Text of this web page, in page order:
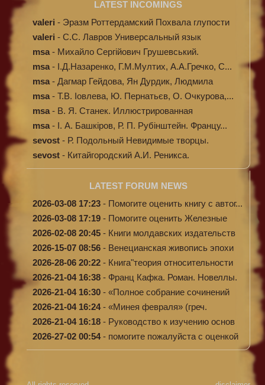
LATEST INCOMINGS
valeri - Эразм Роттердамский Похвала глупости
valeri - C.С. Лавров Универсальный язык
программи...
msa - Михайло Сергійович Грушевський.
Ілюстров...
msa - І.Д.Назаренко, Г.М.Мултих, А.А.Гречко, С...
msa - Дагмар Гейдова, Ян Дурдик, Людмила
Кибал...
msa - Т.В. Іовлева, Ю. Пернатьєв, О. Очкурова,...
msa - В. Я. Станек. Иллюстрированная
энциклопе...
msa - І. А. Башкіров, Р. П. Рубінштейн. Францу...
sevost - Р. Подольный Невидимые творцы.
sevost - Китайгородский А.И. Реникса.
LATEST FORUM NEWS
2026-03-08 17:23 - Помогите оценить книгу с автог...
2026-03-08 17:19 - Помогите оценить Железные
доро...
2026-02-08 20:45 - Книги молдавских издательств
2026-15-07 08:56 - Венецианская живопись эпохи
Во...
2026-28-06 20:22 - Книга"теория относительности
и...
2026-21-04 16:38 - Франц Кафка. Роман. Новеллы.
П...
2026-21-04 16:30 - «Полное собрание сочинений
А.Н...
2026-21-04 16:24- «Минея февраля» (греч.
Μηναίον...
2026-21-04 16:18 - Руководство к изучению основ
к...
2026-27-02 00:54- помогите пожалуйста с оценкой
...